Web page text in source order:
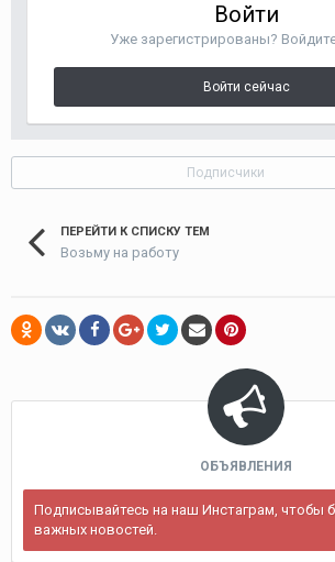
Войти
Уже зарегистрированы?
Войти сейчас
Подписчики
ПЕРЕЙТИ К СПИСКУ ТЕМ
Возьму на работу
ОБЪЯВЛЕНИЯ
Подписывайтесь на наш Инстаграм, чтобы
важных новостей.